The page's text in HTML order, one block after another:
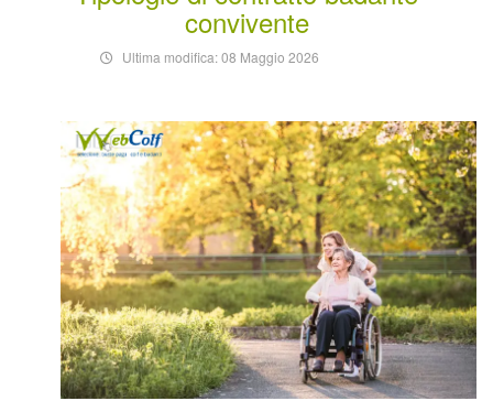
convivente
Ultima modifica: 08 Maggio 2026